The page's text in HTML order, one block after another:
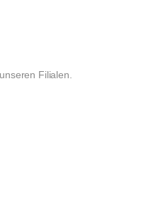
Filialen.